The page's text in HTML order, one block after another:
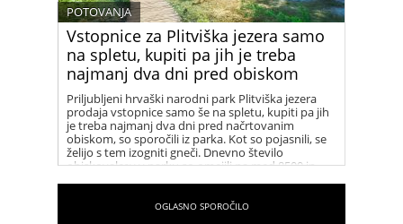
Vstopnice za Plitviška jezera samo
na spletu, kupiti pa jih je treba
najmanj dva dni pred obiskom
POTOVANJA
Priljubljeni hrvaški narodni park Plitviška jezera
prodaja vstopnice samo še na spletu, kupiti pa jih
je treba najmanj dva dni pred načrtovanim
obiskom, so sporočili iz parka. Kot so pojasnili, se
želijo s tem izogniti gneči. Dnevno število
obiskovalcev v parku so omejili na med 8500 in